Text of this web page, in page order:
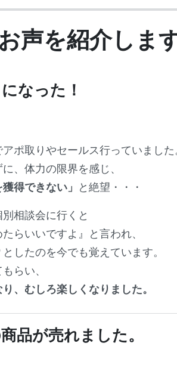
声を紹介しま
なった！
ポ取りやセールス行っていました
、体力の限界を感じ、
得できない」
と絶望・・・
相談会に行くと
らいいですよ』と言われ、
したのを今でも覚えています。
らい、
、むしろ楽しくなりました。
品が売れました。